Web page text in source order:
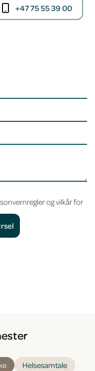
+47 75 55 39 00
og vilkår for
Helsesamtale